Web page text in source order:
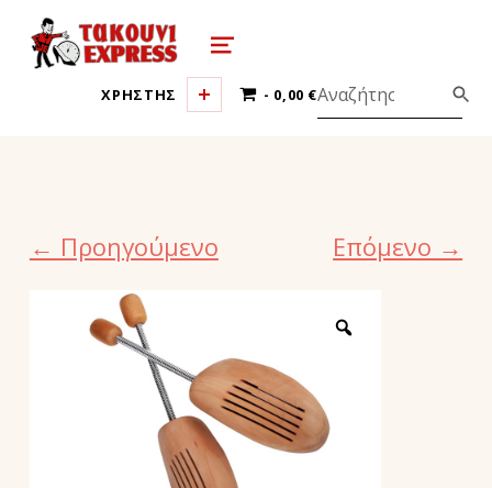
τακούνι εξπρές αθήνα-takoyni
MENU
ΧΡΗΣΤΗΣ
0 ΠΡΟΪΌΝΤΑ
0,00 €
← Προηγούμενο Επόμενο →